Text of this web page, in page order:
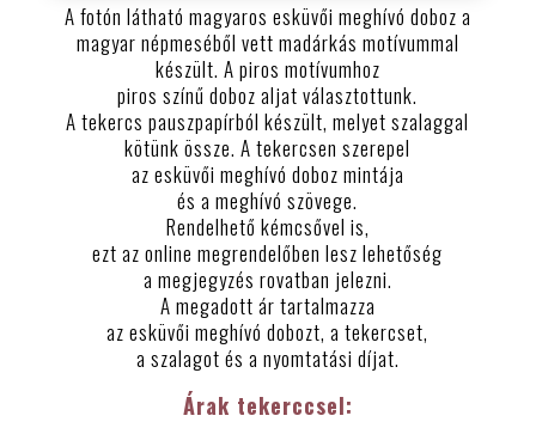
A fotón látható magyaros esküvői meghívó doboz a
magyar népmeséből vett madárkás motívummal
készült. A piros motívumhoz
piros színű doboz aljat választottunk.
A tekercs pauszpapírból készült, melyet szalaggal
kötünk össze. A tekercsen szerepel
az esküvői meghívó doboz mintája
és a meghívó szövege.
Rendelhető kémcsővel is,
ezt az online megrendelőben lesz lehetőség
a megjegyzés rovatban jelezni.
A megadott ár tartalmazza
az esküvői meghívó dobozt, a tekercset,
a szalagot és a nyomtatási díjat.
Árak tekerccsel: